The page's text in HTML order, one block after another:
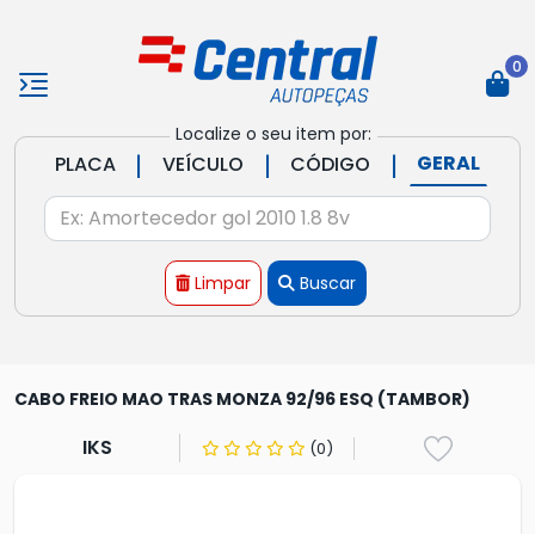
Localize o seu item por:
PLACA | VEÍCULO | CÓDIGO | GERAL
Limpar Buscar
0
CABO FREIO MAO TRAS MONZA 92/96 ESQ (TAMBOR)
IKS (0)